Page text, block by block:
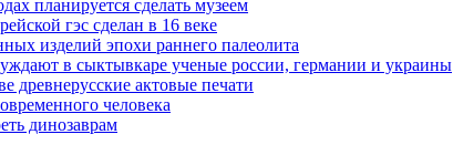
планируется сделать музеем
гэс сделан в 16 веке
изделий эпохи раннего палеолита
в сыктывкаре ученые россии, германии и украины
древнерусские актовые печати
человека
динозаврам